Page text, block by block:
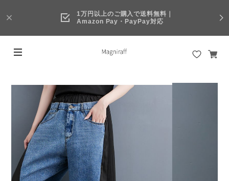
1万円以上のご購入で送料無料｜
Amazon Pay・PayPay対応